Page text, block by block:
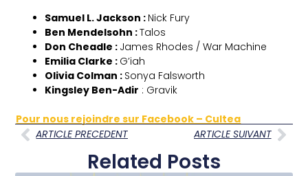
Samuel L. Jackson : Nick Fury
Ben Mendelsohn :Talos
Don Cheadle : James Rhodes / War Machine
Emilia Clarke : G’iah
Olivia Colman : Sonya Falsworth
Kingsley Ben-Adir : Gravik
Pour nous rejoindre sur Facebook – Cultea
ARTICLE PRECEDENT
ARTICLE SUIVANT
Related Posts